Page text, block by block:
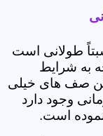
طولانی است
به شرایط
صف های خیلی
وجود دارد
است.